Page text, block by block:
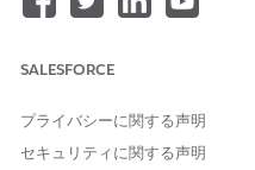
このアクションを使用するに
ンを実行する前に、要求者の
頼の維持」を参照してください
このアクションにより、ケー
SALESFORCE
プライバシーに関する声明
セキュリティに関する声明